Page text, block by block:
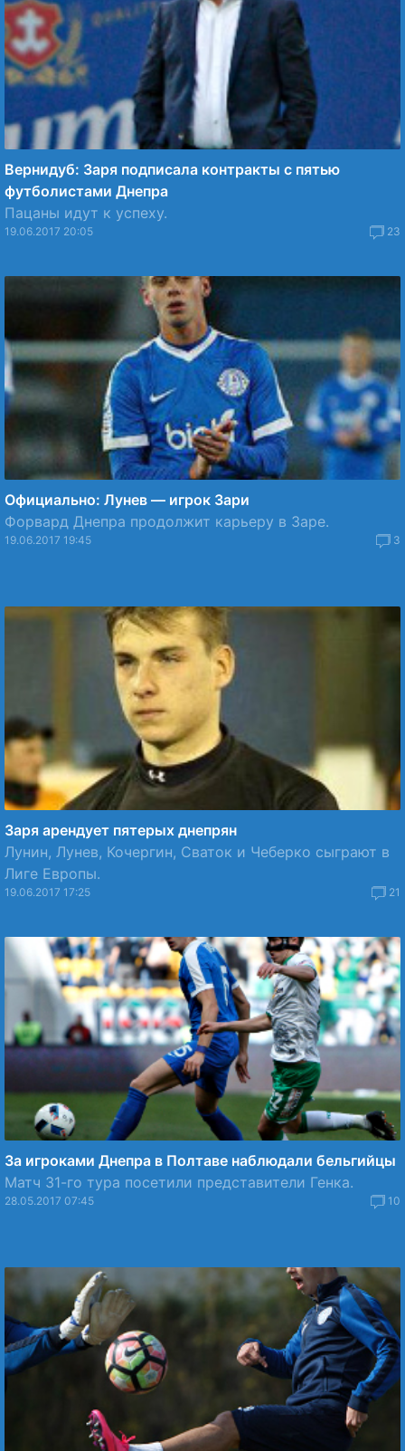
Вернидуб: Заря подписала контракты с пятью
футболистами Днепра
Пацаны идут к успеху.
19.06.2017 20:05 23
Официально: Лунев — игрок Зари
Форвард Днепра продолжит карьеру в Заре.
19.06.2017 19:45 3
Заря арендует пятерых днепрян
Лунин, Лунев, Кочергин, Сваток и Чеберко сыграют в
Лиге Европы.
19.06.2017 17:25 21
За игроками Днепра в Полтаве наблюдали бельгийцы
Матч 31-го тура посетили представители Генка.
28.05.2017 07:45 10